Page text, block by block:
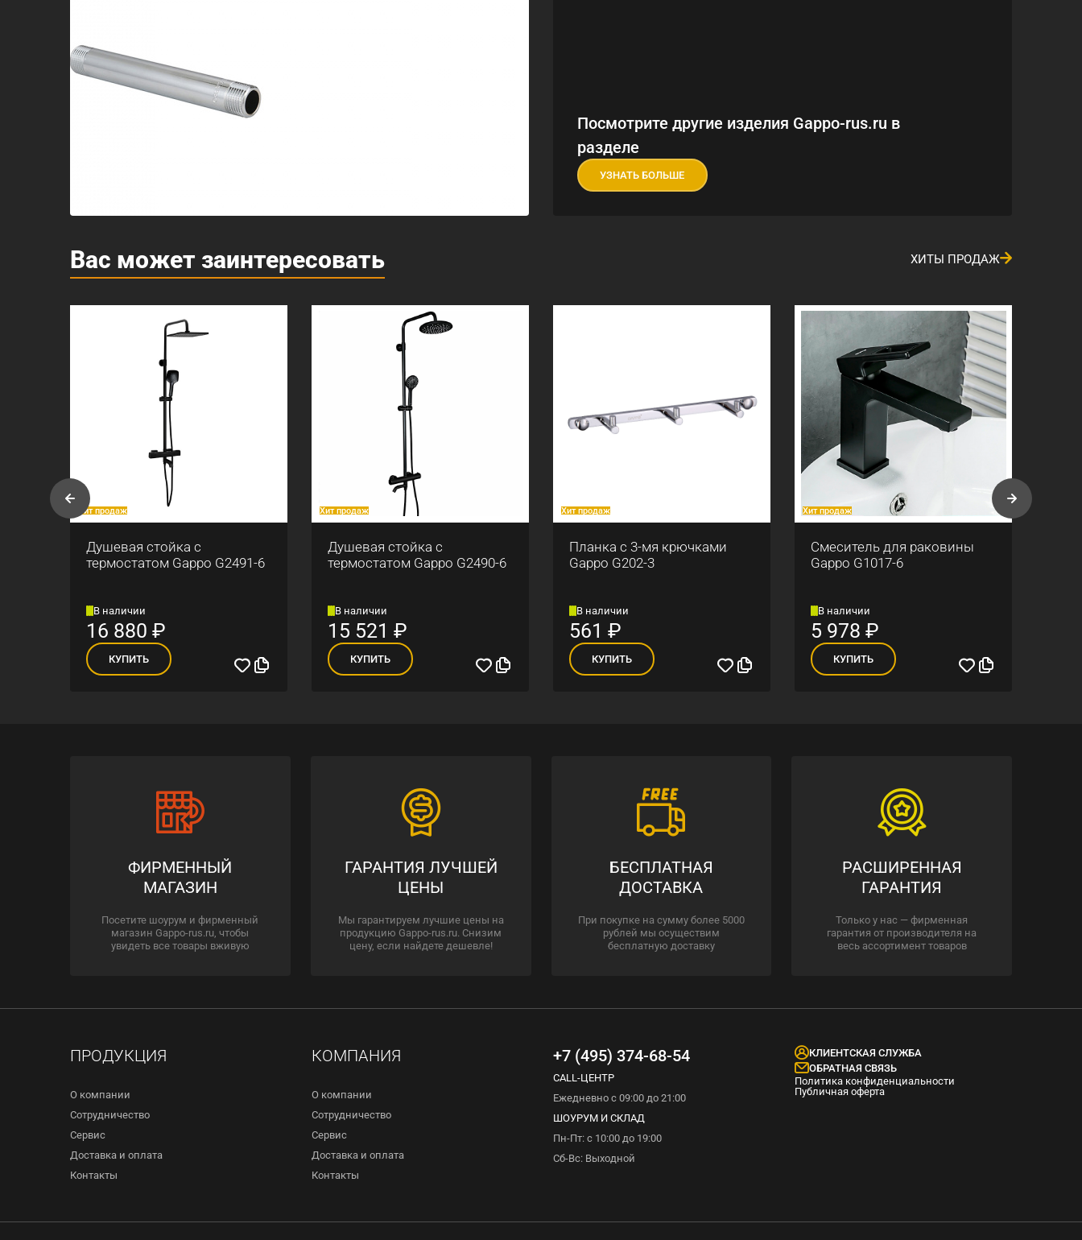
Посмотрите другие изделия Gappo-rus.ru в
разделе
УЗНАТЬ БОЛЬШЕ
Вас может заинтересовать ХИТЫ ПРОДАЖ
Хит продаж
Душевая стойка с
термостатом Gappo G2491-6
В наличии
16 880 ₽
КУПИТЬ
Хит продаж
Душевая стойка с
термостатом Gappo G2490-6
В наличии
15 521 ₽
КУПИТЬ
Хит продаж
Планка с 3-мя крючками
Gappo G202-3
В наличии
561 ₽
КУПИТЬ
Хит продаж
Смеситель для раковины
Gappo G1017-6
В наличии
5 978 ₽
КУПИТЬ
ФИРМЕННЫЙ
МАГАЗИН
Посетите шоурум и фирменный
магазин Gappo-rus.ru, чтобы
увидеть все товары вживую
ГАРАНТИЯ ЛУЧШЕЙ
ЦЕНЫ
Мы гарантируем лучшие цены на
продукцию Gappo-rus.ru. Снизим
цену, если найдете дешевле!
БЕСПЛАТНАЯ
ДОСТАВКА
При покупке на сумму более 5000
рублей мы осуществим
бесплатную доставку
РАСШИРЕННАЯ
ГАРАНТИЯ
Только у нас — фирменная
гарантия от производителя на
весь ассортимент товаров
ПРОДУКЦИЯ
О компании
Сотрудничество
Сервис
Доставка и оплата
Контакты
КОМПАНИЯ
О компании
Сотрудничество
Сервис
Доставка и оплата
Контакты
+7 (495) 374-68-54
CALL-ЦЕНТР
Ежедневно с 09:00 до 21:00
ШОУРУМ И СКЛАД
Пн-Пт: с 10:00 до 19:00
Сб-Вс: Выходной
КЛИЕНТСКАЯ СЛУЖБА
ОБРАТНАЯ СВЯЗЬ
Политика конфиденциальности
Публичная оферта